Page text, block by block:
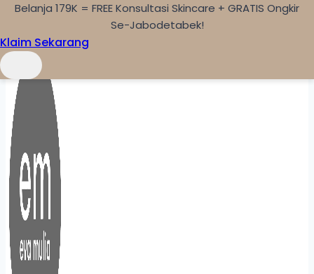
Skip to content
Belanja 179K = FREE Konsultasi Skincare + GRATIS Ongkir
Se-Jabodetabek!
Klaim Sekarang